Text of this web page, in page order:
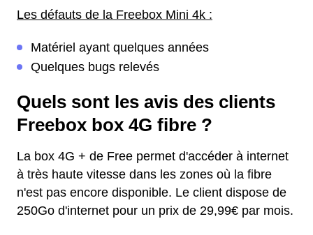
Les défauts de la Freebox Mini 4k :
Matériel ayant quelques années
Quelques bugs relevés
Quels sont les avis des clients
Freebox box 4G fibre ?
La box 4G + de Free permet d'accéder à internet
à très haute vitesse dans les zones où la fibre
n'est pas encore disponible. Le client dispose de
250Go d'internet pour un prix de 29,99€ par mois.